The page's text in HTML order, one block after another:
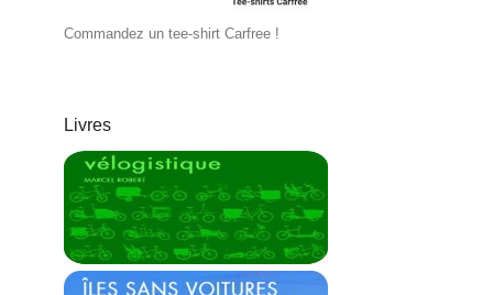
Commandez un tee-shirt Carfree !
Livres